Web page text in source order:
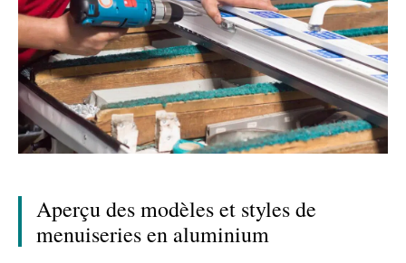
Aperçu des modèles et styles de
menuiseries en aluminium